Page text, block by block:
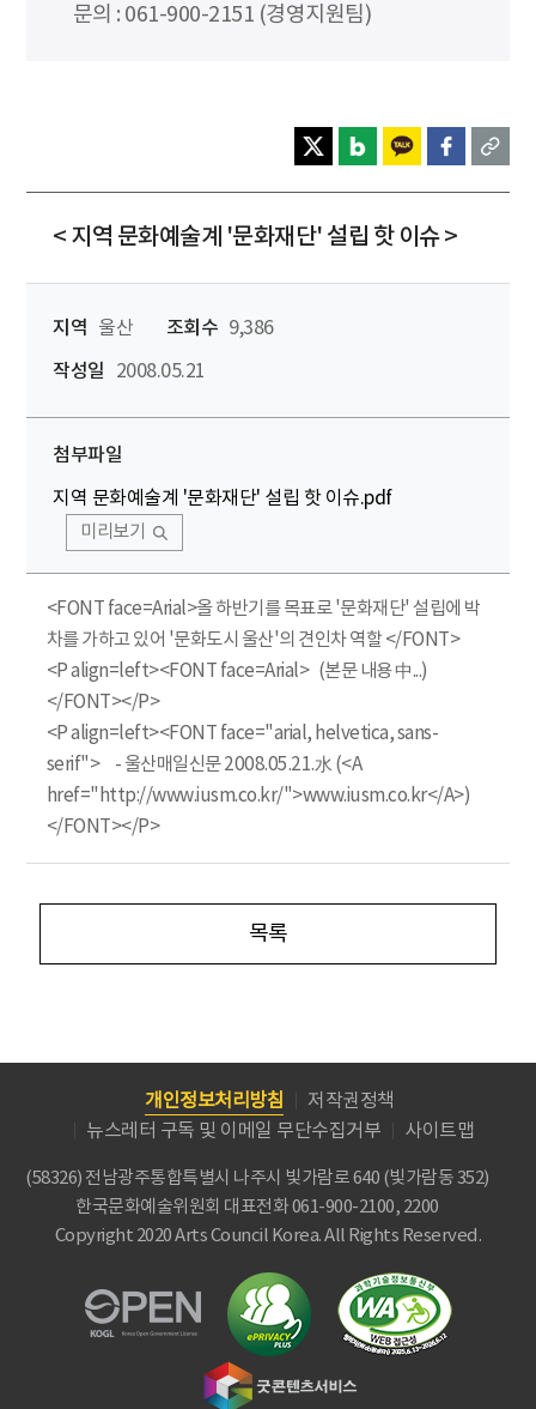
문의 : 061-900-2151 (경영지원팀)
< 지역 문화예술계 '문화재단' 설립 핫 이슈 >
지역 울산 조회수 9,386
작성일
2008.05.21
첨부파일
지역 문화예술계 '문화재단' 설립 핫 이슈.pdf
미리보기
<FONT face=Arial>올 하반기를 목표로 '문화재단' 설립에 박
차를 가하고 있어 '문화도시 울산'의 견인차 역할 </FONT>
<P align=left><FONT face=Arial> (본문 내용 中...)
</FONT></P>
<P align=left><FONT face="arial, helvetica, sans-
serif"> - 울산매일신문 2008.05.21.水 (<A
href="http://www.iusm.co.kr/">www.iusm.co.kr</A>)
</FONT></P>
목록
개인정보처리방침
저작권정책
뉴스레터 구독 및 이메일 무단수집거부
사이트맵
(58326) 전남광주통합특별시 나주시 빛가람로 640 (빛가람동 352)
한국문화예술위원회 대표전화 061-900-2100, 2200
Copyright 2020 Arts Council Korea. All Rights Reserved.